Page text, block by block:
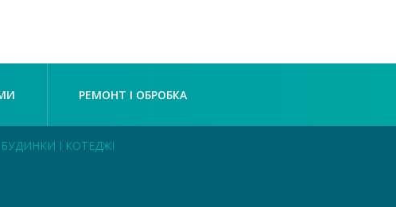
РЕМОНТ І ОБРОБКА
БУДИНКИ І КОТЕДЖІ